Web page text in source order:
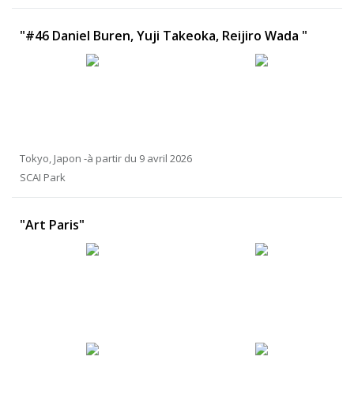
"#46 Daniel Buren, Yuji Takeoka, Reijiro Wada "
Tokyo, Japon -à partir du 9 avril 2026
SCAI Park
"Art Paris"